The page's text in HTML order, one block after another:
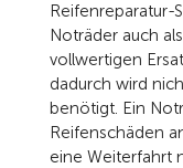
Reifenreparatur-
Noträder auch
vollwertigen
dadurch wird
benötigt. Ein
Reifenschäden
eine Weiterfahrt